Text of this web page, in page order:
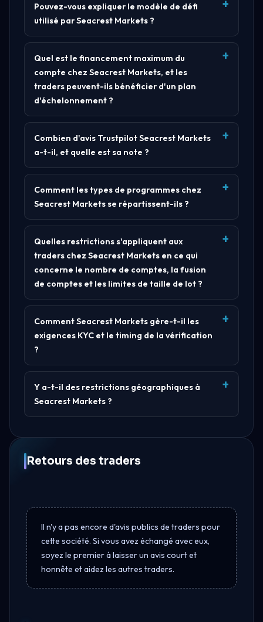
Pouvez-vous expliquer le modèle de défi
utilisé par Seacrest Markets ?
Quel est le financement maximum du
compte chez Seacrest Markets, et les
traders peuvent-ils bénéficier d'un plan
d'échelonnement ?
Combien d'avis Trustpilot Seacrest Markets
a-t-il, et quelle est sa note ?
Comment les types de programmes chez
Seacrest Markets se répartissent-ils ?
Quelles restrictions s'appliquent aux
traders chez Seacrest Markets en ce qui
concerne le nombre de comptes, la fusion
de comptes et les limites de taille de lot ?
Comment Seacrest Markets gère-t-il les
exigences KYC et le timing de la vérification
?
Y a-t-il des restrictions géographiques à
Seacrest Markets ?
Retours des traders
Il n'y a pas encore d'avis publics de traders pour
cette société. Si vous avez échangé avec eux,
soyez le premier à laisser un avis court et
honnête et aidez les autres traders.